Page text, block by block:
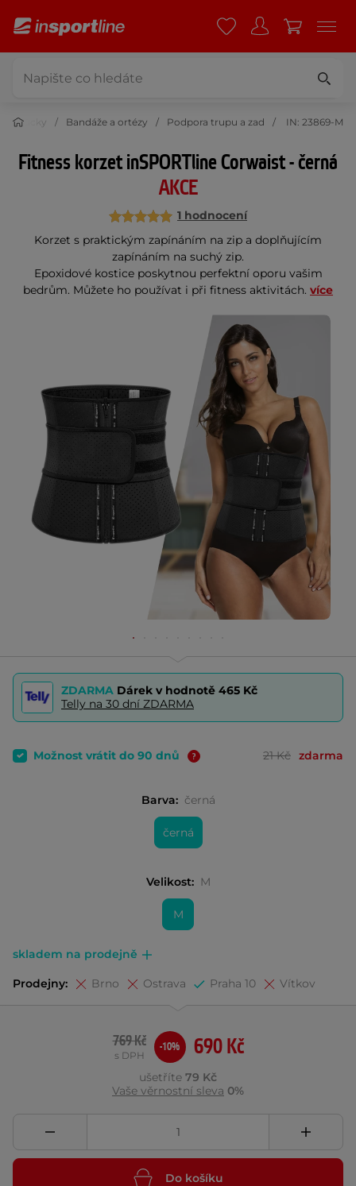
Bandáže a ortézy Podpora trupu a zad IN: 23869-M
Fitness korzet inSPORTline Corwaist - černá
AKCE
1 hodnocení
Korzet s praktickým zapínáním na zip a doplňujícím
zapínáním na suchý zip.
Epoxidové kostice poskytnou perfektní oporu vašim
bedrům. Můžete ho používat i při fitness aktivitách. více
ZDARMA Dárek v hodnotě 465 Kč
Telly na 30 dní ZDARMA
Možnost vrátit do 90 dnů 21 Kč zdarma
Barva: černá
černá
Velikost: M
M
skladem na prodejně
Prodejny: Brno Ostrava Praha 10 Vítkov
690 Kč
769 Kč
s DPH
-10%
ušetříte 79 Kč
Vaše věrnostní sleva 0%
Do košíku